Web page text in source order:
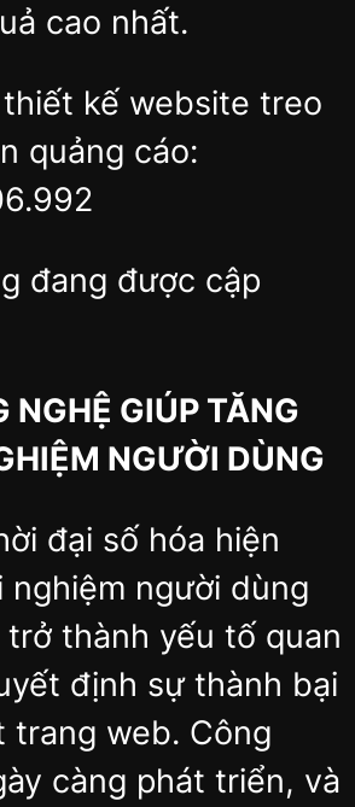
cao nhất.
kế website treo
quảng cáo:
đang được cập
NGHỆ GIÚP TĂNG
NGƯỜI DÙNG
đại số hóa hiện
nghiệm người dùng
trở thành yếu tố quan
định sự thành bại
trang web. Công
càng phát triển, và